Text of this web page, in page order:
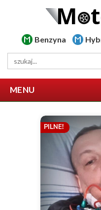
Benzyna
MENU